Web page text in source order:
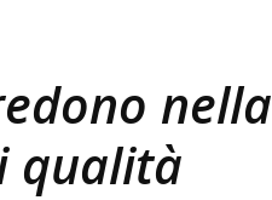
nella
qualità